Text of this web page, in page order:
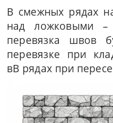
В смежных рядах
над ложковыми –
перевязка швов
перевязке при
вВ рядах при